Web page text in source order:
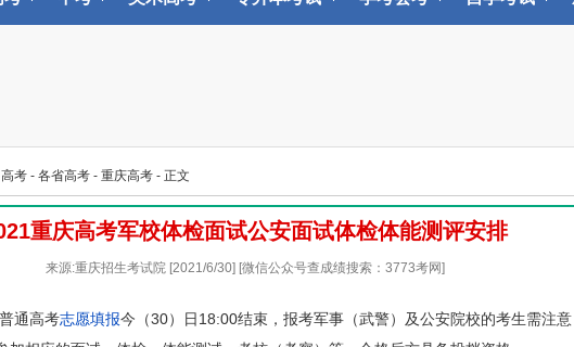
高考 - 各省高考 - 重庆高考 - 正文
重庆高考军校体检面试公安面试体检体能测评安排
来源:重庆招生考试院 [2021/6/30] [微信公众号查成绩搜索：3773考网]
通高考志愿填报今（30）日18:00结束，报考军事（武警）及公安院校的考生需注意